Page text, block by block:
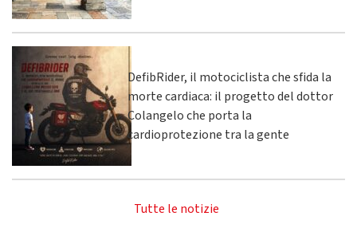
DefibRider, il motociclista che sfida la
morte cardiaca: il progetto del dottor
Colangelo che porta la
cardioprotezione tra la gente
Tutte le notizie